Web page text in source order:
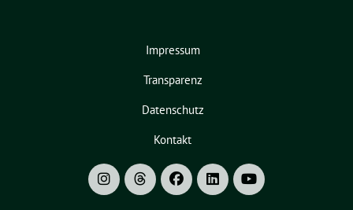
Impressum
Transparenz
Datenschutz
Kontakt